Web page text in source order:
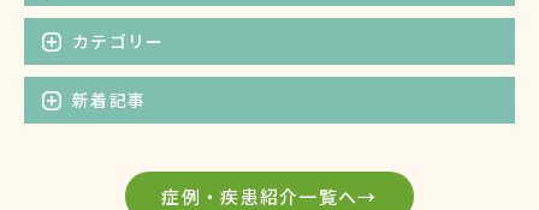
カテゴリー
新着記事
症例・疾患紹介一覧へ→